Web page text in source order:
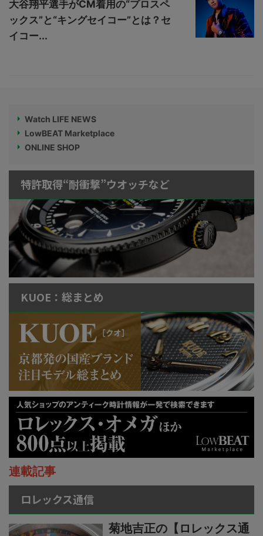
大谷翔平選手がCM着用の“プロスペ
ックス”と“キングセイコー”とは？セ
イコー...
Watch LIFE NEWS
LowBEAT Marketplace
ONLINE SHOP
特許取得“耐衝撃”ウオッチなど
KUOE：総まとめ
連載記事
ロレックス通信
菊地吉正の【ロレックス通